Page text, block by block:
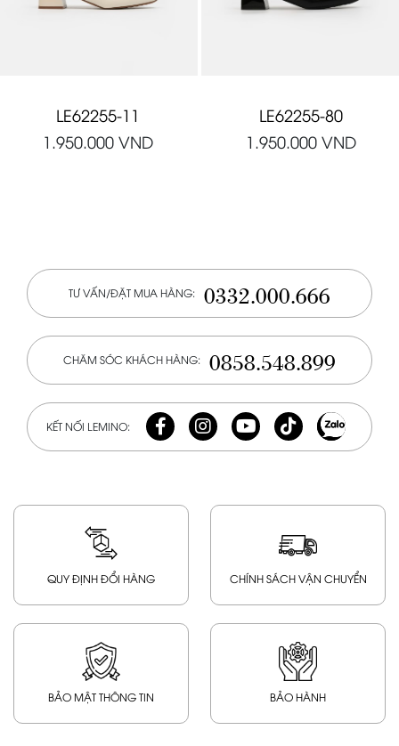
LE62255-11
1.950.000 VND
LE62255-80
1.950.000 VND
TƯ VẤN/ĐẶT MUA HÀNG: 0332.000.666
CHĂM SÓC KHÁCH HÀNG: 0858.548.899
KẾT NỐI LEMINO:
QUY ĐỊNH ĐỔI HÀNG CHÍNH SÁCH VẬN CHUYỂN
BẢO MẬT THÔNG TIN BẢO HÀNH